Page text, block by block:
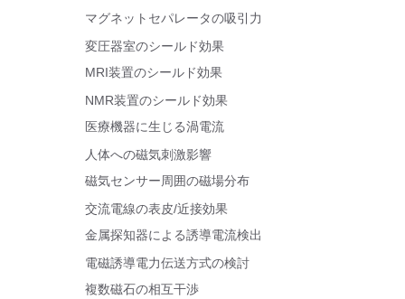
マグネットセパレータの吸引力
変圧器室のシールド効果
MRI装置のシールド効果
NMR装置のシールド効果
医療機器に生じる渦電流
人体への磁気刺激影響
磁気センサー周囲の磁場分布
交流電線の表皮/近接効果
金属探知器による誘導電流検出
電磁誘導電力伝送方式の検討
複数磁石の相互干渉